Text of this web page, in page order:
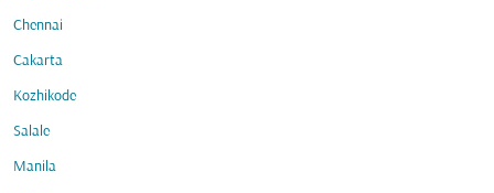
Chennai
Cakarta
Kozhikode
Salale
Manila